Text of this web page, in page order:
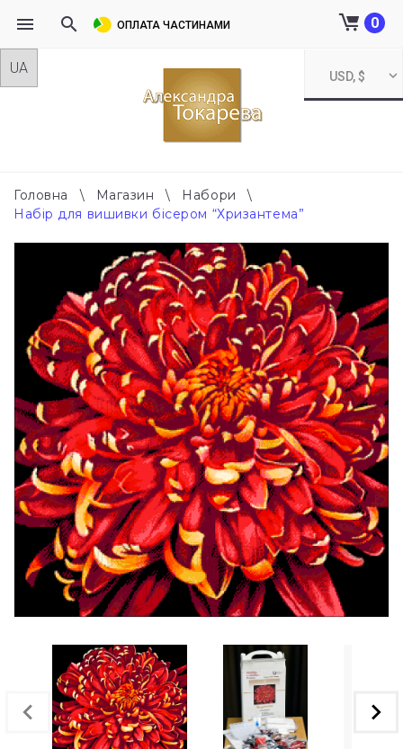
Skip
USD, $
0
ОПЛАТА ЧАСТИНАМИ
Головна \ Магазин \ Набори
\
Набір для вишивки бісером “Хризантема”